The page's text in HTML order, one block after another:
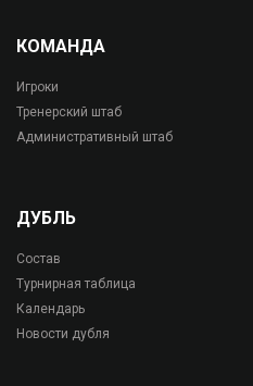
КОМАНДА
Игроки
Тренерский штаб
Административный штаб
ДУБЛЬ
Состав
Турнирная таблица
Календарь
Новости дубля